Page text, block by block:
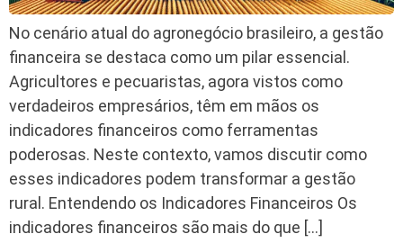
No cenário atual do agronegócio brasileiro, a gestão
financeira se destaca como um pilar essencial.
Agricultores e pecuaristas, agora vistos como
verdadeiros empresários, têm em mãos os
indicadores financeiros como ferramentas
poderosas. Neste contexto, vamos discutir como
esses indicadores podem transformar a gestão
rural. Entendendo os Indicadores Financeiros Os
indicadores financeiros são mais do que […]